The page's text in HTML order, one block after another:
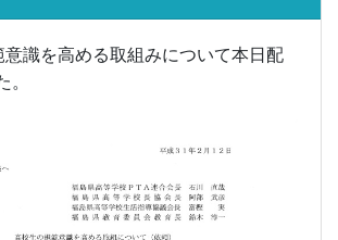
識を高める取組みについて本日配
。